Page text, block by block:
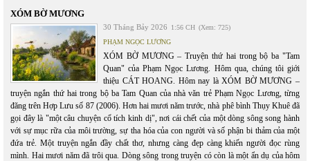
XÓM BỜ MƯƠNG
30 Tháng Bảy 2026 1:56 CH (Xem: 725)
PHẠM NGỌC LƯƠNG
XÓM BỜ MƯƠNG – Truyện thứ hai trong bộ ba "Tam
Quan" của Phạm Ngọc Lương. Hôm qua, chúng tôi giới
thiệu CÁT HOANG. Hôm nay là XÓM BỜ MƯƠNG –
truyện ngắn thứ hai trong bộ ba Tam Quan của nhà văn trẻ Phạm Ngọc Lương, từng
đăng trên Hợp Lưu số 87 (2006). Hơn hai mươi năm trước, nhà phê bình Thụy Khuê đã
gọi đây là "một câu chuyện cổ tích kinh dị", nơi cái chết của một dòng sông song hành
với sự mục rữa của môi trường, sự tha hóa của con người và số phận bi thảm của một
đứa trẻ. Một truyện ngắn đầy chất thơ, nhưng càng đẹp càng khiến người đọc rùng
mình. Hai mươi năm đã trôi qua. Dòng sông trong truyện có còn là một ẩn dụ của hôm